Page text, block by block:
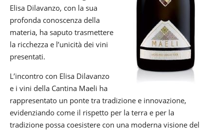
Elisa Dilavanzo, con la sua
profonda conoscenza della
materia, ha saputo trasmettere
la ricchezza e l’unicità dei vini
presentati.
L’incontro con Elisa Dilavanzo
e i vini della Cantina Maeli ha
rappresentato un ponte tra tradizione e innovazione,
evidenziando come il rispetto per la terra e per la
tradizione possa coesistere con una moderna visione del